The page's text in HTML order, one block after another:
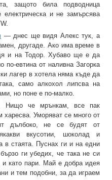
защото била подводница
и не замърсява
— днес ще видя Алекс тук, а
другаде. Ако има време в
и на Тодор. Хубаво ще е да
по-евтина от наливна Загорка
лагер в хотела няма къде да
само алкохол липсва на
но поне е по-малко.
Нищо че мрънкам, все пак
харесва. Уморяват се много от
дълбоко, не се будят от
вкусотии, шоколад и
стаята. Пуснах ги и на едни
ги убедих, че така не си
и като пари. Май е добра идея
и тем подобни, за да играем